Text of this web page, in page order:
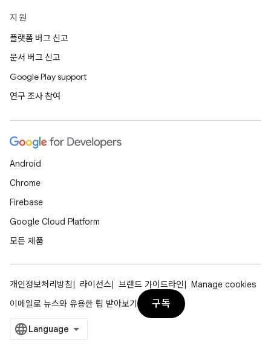
지원
플랫폼 버그 신고
문서 버그 신고
Google Play support
연구 조사 참여
Android
Chrome
Firebase
Google Cloud Platform
모든 제품
개인정보처리방침 라이선스 브랜드 가이드라인
Manage cookies
이메일로 뉴스와 유용한 팁 받아보기
구독